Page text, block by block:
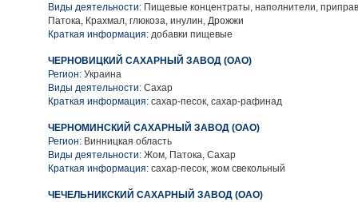
Виды деятельности: Пищевые концентраты, наполнители,
Патока, Крахмал, глюкоза, инулин, Дрожжи
Краткая информация: добавки пищевые
ЧЕРНОВИЦКИЙ САХАРНЫЙ ЗАВОД (ОАО)
Регион: Украина
Виды деятельности: Сахар
Краткая информация: сахар-песок, сахар-рафинад
ЧЕРНОМИНСКИЙ САХАРНЫЙ ЗАВОД (ОАО)
Регион: Винницкая область
Виды деятельности: Жом, Патока, Сахар
Краткая информация: сахар-песок, жом свекольный
ЧЕЧЕЛЬНИКСКИЙ САХАРНЫЙ ЗАВОД (ОАО)